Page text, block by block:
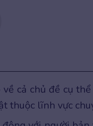
cả chủ đề cụ
thuộc lĩnh vực